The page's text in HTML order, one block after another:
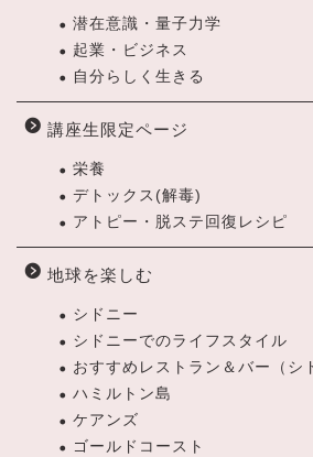
潜在意識・量子力学
起業・ビジネス
自分らしく生きる
講座生限定ページ
栄養
デトックス(解毒)
アトピー・脱ステ回復レシピ
地球を楽しむ
シドニー
シドニーでのライフスタイル
おすすめレストラン＆バー（シ
ハミルトン島
ケアンズ
ゴールドコースト